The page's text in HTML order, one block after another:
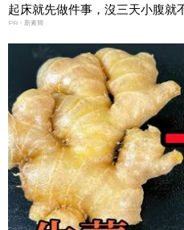
起床就先做件事，沒三天小腹就
PR・新素簡